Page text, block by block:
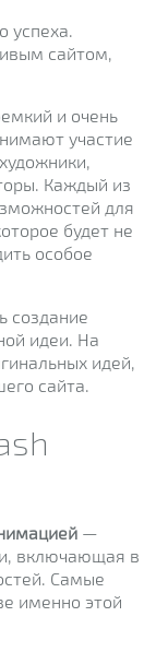
успеха.
сайтом,
и очень
участие
Каждый из
для
будет не
особое
создание
идеи. На
идей,
сайта.
—
включающая в
Самые
именно этой